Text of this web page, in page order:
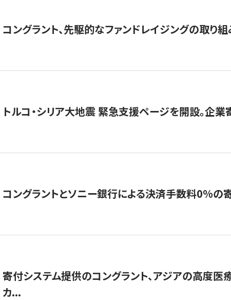
コングラント、先駆的なファンドレイジングの取り
トルコ・シリア大地震 緊急支援ページを開設。企
コングラントとソニー銀行による決済手数料0%の
寄付システム提供のコングラント、アジアの高度
カ...